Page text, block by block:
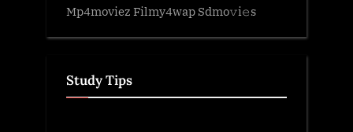
Mp4moviez Filmy4wap Sdmo𝚟i𝚎s
Study Tips